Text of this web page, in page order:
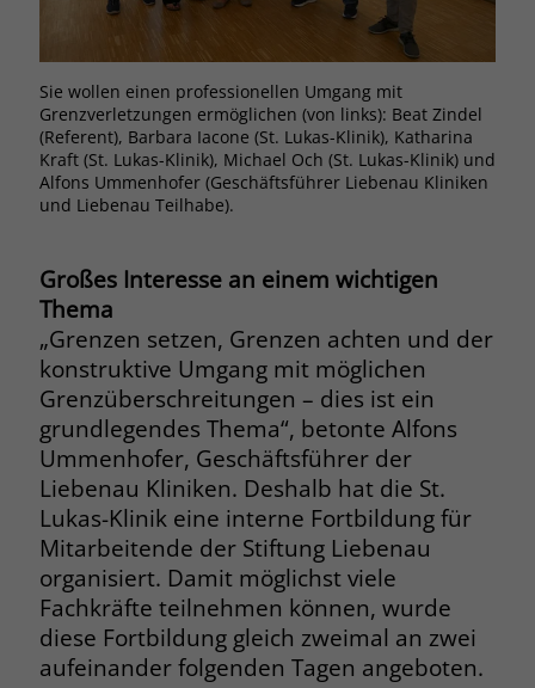
Sie wollen einen professionellen Umgang mit
Grenzverletzungen ermöglichen (von links): Beat Zindel
(Referent), Barbara Iacone (St. Lukas-Klinik), Katharina
Kraft (St. Lukas-Klinik), Michael Och (St. Lukas-Klinik) und
Alfons Ummenhofer (Geschäftsführer Liebenau Kliniken
und Liebenau Teilhabe).
Großes Interesse an einem wichtigen
Thema
„Grenzen setzen, Grenzen achten und der
konstruktive Umgang mit möglichen
Grenzüberschreitungen – dies ist ein
grundlegendes Thema“, betonte Alfons
Ummenhofer, Geschäftsführer der
Liebenau Kliniken. Deshalb hat die St.
Lukas-Klinik eine interne Fortbildung für
Mitarbeitende der Stiftung Liebenau
organisiert. Damit möglichst viele
Fachkräfte teilnehmen können, wurde
diese Fortbildung gleich zweimal an zwei
aufeinander folgenden Tagen angeboten.
Name PHPSESSID
Anbieter stiftung-liebenau.de
Laufzeit Session
Behält die Zustände des Benutzers bei
Name
Anbieter www.stiftung-liebenau.de
Laufzeit 1 Monat
Zweck
Behält die Zustimmung des Benutzers
zum Cookie Opt-In
Name __cf_bm
Anbieter .fonts.net
Laufzeit 30 Minuten
Browsers und die Einstellungen
exklusiv für diese Website zu speichern.
Aktionen, die bei späteren Besuchen
derselben Website durchgeführt
werden, mit derselben
Benutzerkennung verknüpft werden.
Anbieter
Laufzeit 1 Jahr
Zweck
Microsoft Clarity setzt dieses Cookie,
um die Seitenaufrufe eines Benutzers
zu speichern und in einer einzigen
Sitzungsaufzeichnung
zusammenzufassen.
Name _gcl_au
Anbieter Google Ads